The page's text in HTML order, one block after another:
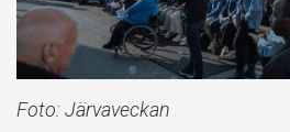
Foto: Järvaveckan